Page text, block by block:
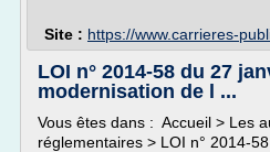
Site : https://www.carrieres-
LOI n° 2014-58 du 27
modernisation de l ...
Vous êtes dans : Accueil > Les
réglementaires > LOI n° 2014-